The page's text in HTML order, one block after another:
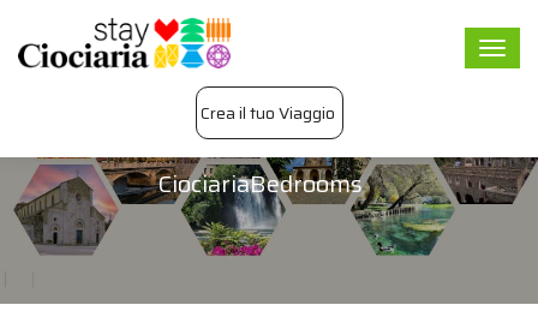
Crea il tuo Viaggio
CiociariaBedrooms